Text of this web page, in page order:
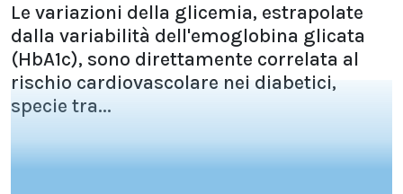
Le variazioni della glicemia, estrapolate
dalla variabilità dell'emoglobina glicata
(HbA1c), sono direttamente correlata al
rischio cardiovascolare nei diabetici,
specie tra...